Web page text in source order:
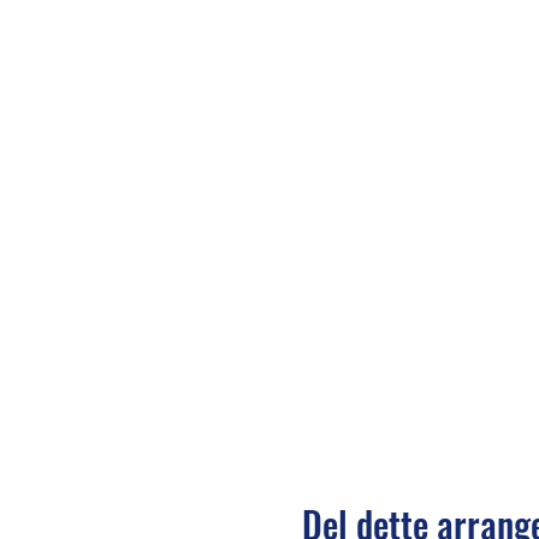
Del dette